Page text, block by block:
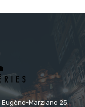
Marziano 25,